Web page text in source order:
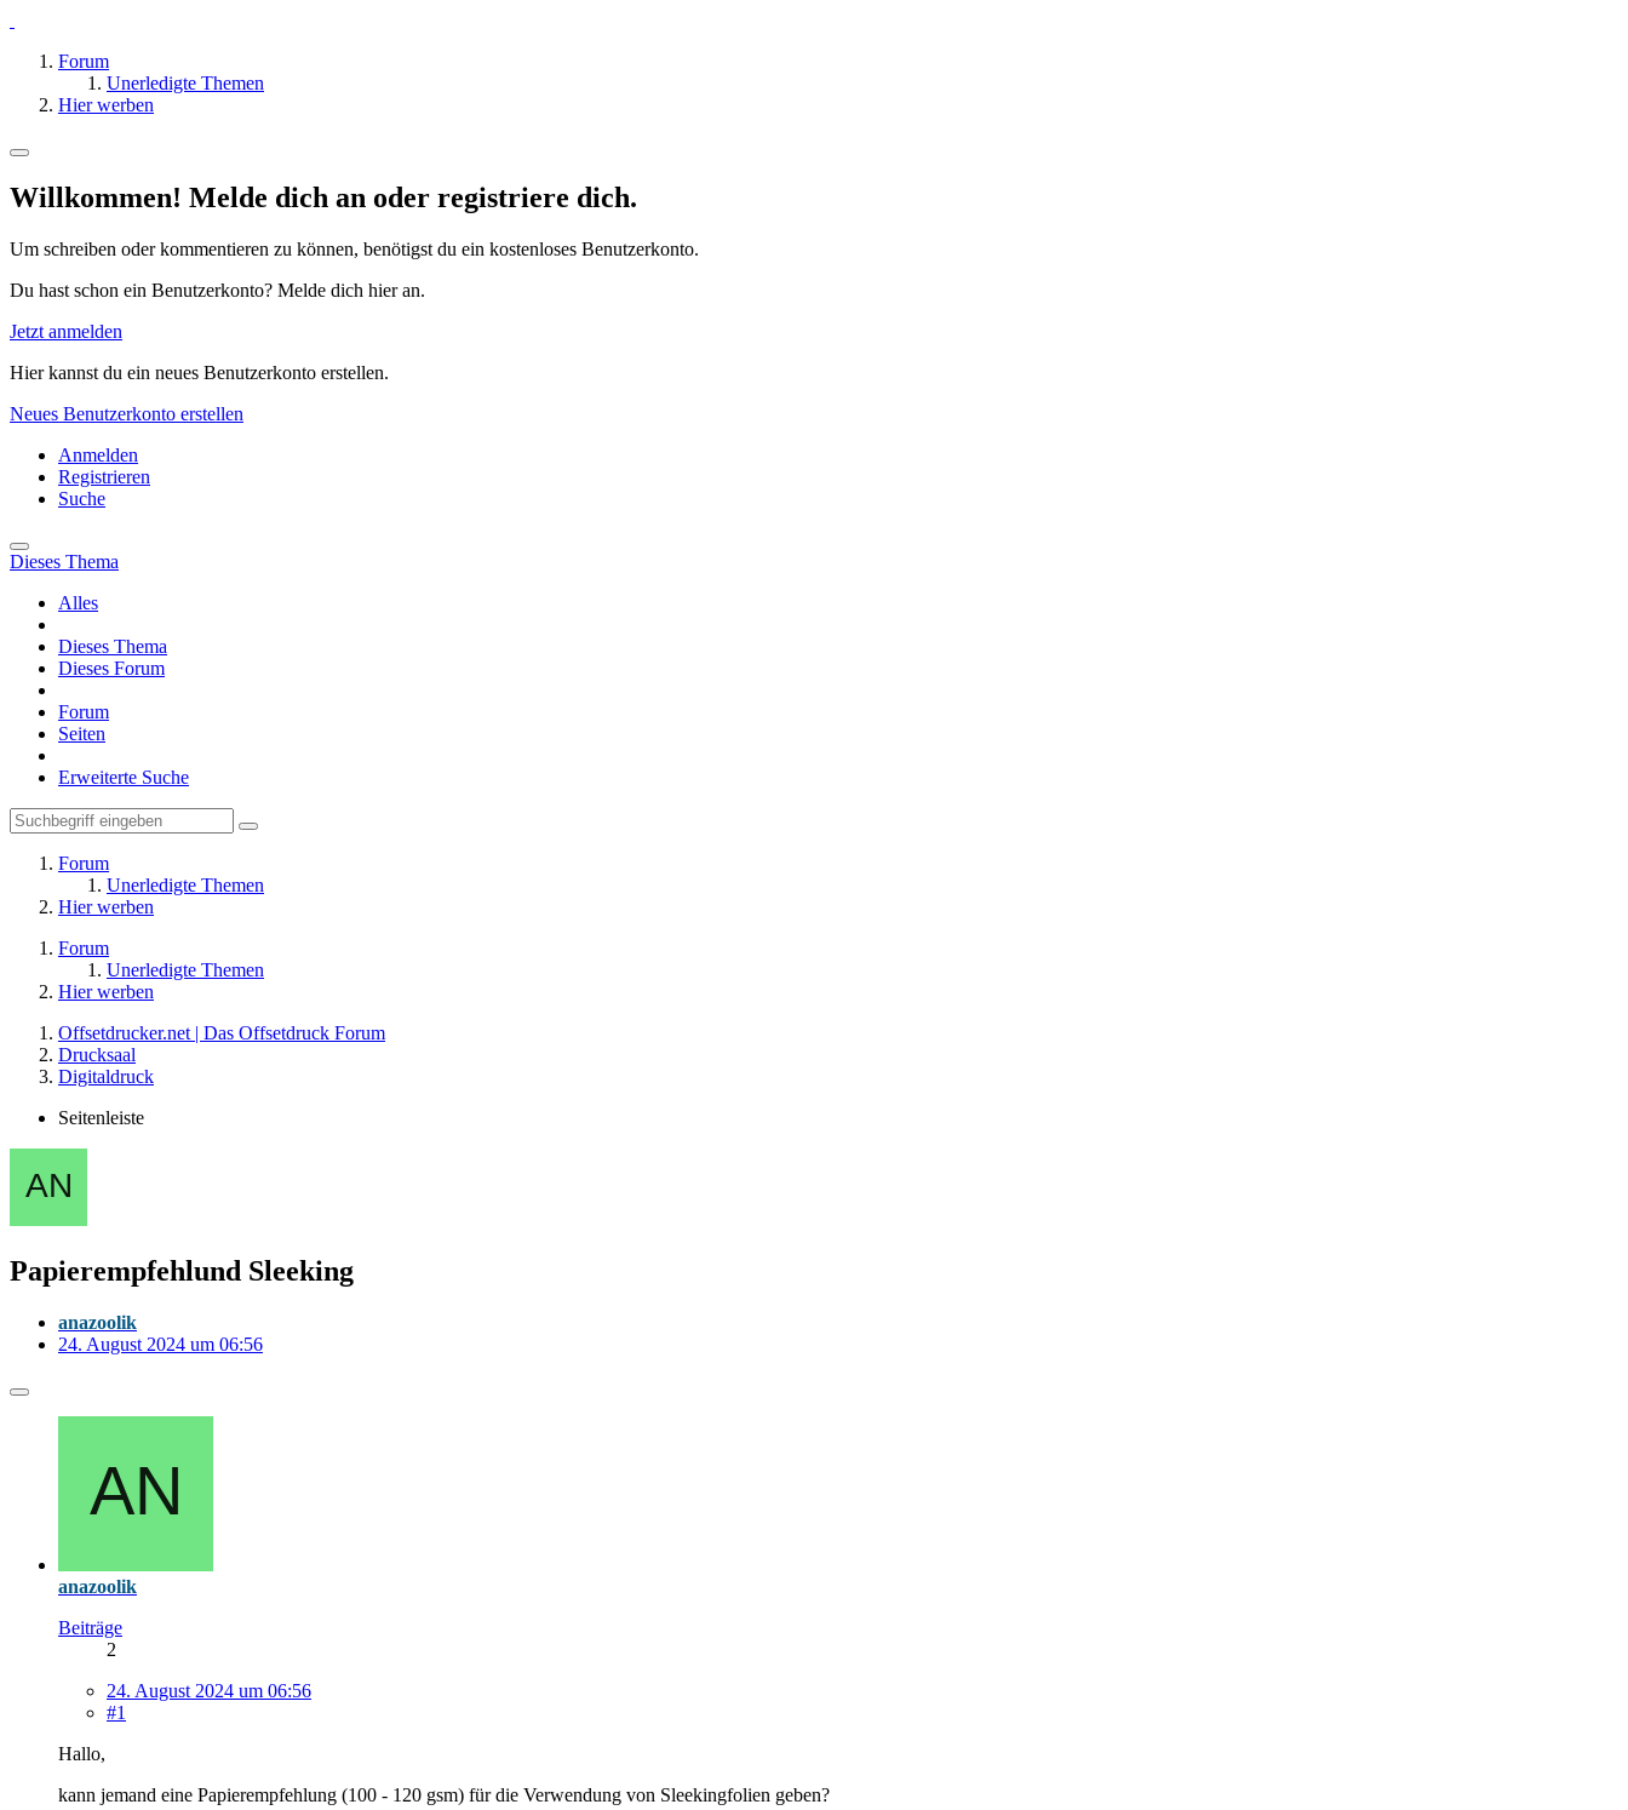
Forum
Unerledigte Themen
Hier werben
Willkommen! Melde dich an oder registriere dich.
Um schreiben oder kommentieren zu können, benötigst du ein kostenloses Benutzerkonto.
Du hast schon ein Benutzerkonto? Melde dich hier an.
Jetzt anmelden
Hier kannst du ein neues Benutzerkonto erstellen.
Neues Benutzerkonto erstellen
Anmelden
Registrieren
Suche
Dieses Thema
Alles
Dieses Thema
Dieses Forum
Forum
Seiten
Erweiterte Suche
Forum
Unerledigte Themen
Hier werben
Forum
Unerledigte Themen
Hier werben
Offsetdrucker.net | Das Offsetdruck Forum
Drucksaal
Digitaldruck
Seitenleiste
Papierempfehlund Sleeking
anazoolik
24. August 2024 um 06:56
anazoolik
Beiträge
2
24. August 2024 um 06:56
#1
Hallo,
kann jemand eine Papierempfehlung (100 - 120 gsm) für die Verwendung von Sleekingfolien geben?